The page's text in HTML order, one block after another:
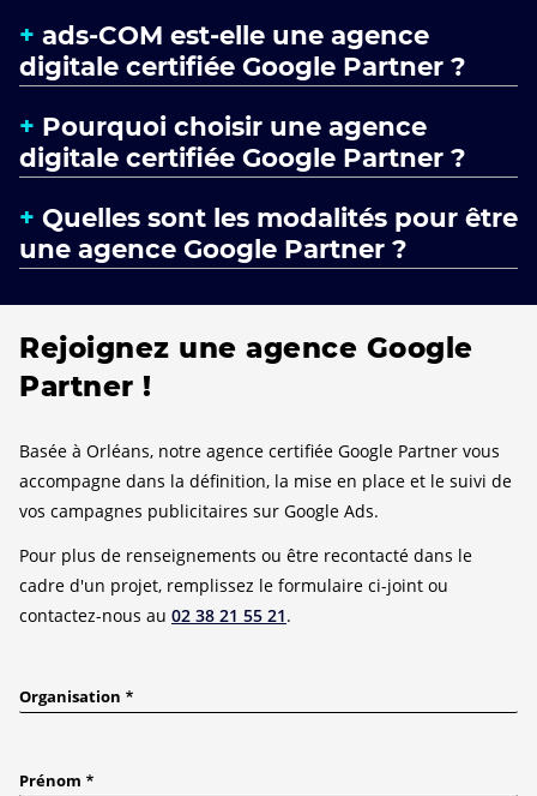
ads-COM est-elle une agence
digitale certifiée Google Partner ?
Pourquoi choisir une agence
digitale certifiée Google Partner ?
Quelles sont les modalités pour être
une agence Google Partner ?
Rejoignez une agence Google
Partner !
Basée à Orléans, notre agence certifiée Google Partner vous
accompagne dans la définition, la mise en place et le suivi de
vos campagnes publicitaires sur Google Ads.
Pour plus de renseignements ou être recontacté dans le
cadre d'un projet, remplissez le formulaire ci-joint ou
contactez-nous au 02 38 21 55 21.
Organisation
Prénom